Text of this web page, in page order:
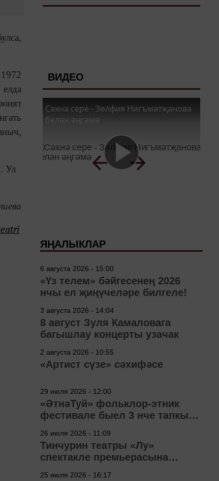
Ул
ВИДЕО
Сәхнә сере - Зөлфия Нигъмәтҗанова
белән әңгәмә
ЯҢАЛЫКЛАР
6 августа 2026 - 15:00
«Үз телем» бәйгесенең 2026
нчы ел җиңүчеләре билгеле!
3 августа 2026 - 14:04
8 август Зуля Камаловага
багышлау концерты узачак
2 августа 2026 - 10:55
«Артист сүзе» сәхифәсе
29 июля 2026 - 12:00
«ӘтнәТуй» фольклор-этник
фестивале быел 3 нче тапкыр
26 июля 2026 - 11:09
Тинчурин театры «Лу»
спектакле премьерасына
25 июля 2026 - 16:17